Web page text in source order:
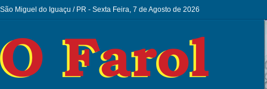
São Miguel do Iguaçu / PR - Sexta Feira, 7 de Agosto de 2026